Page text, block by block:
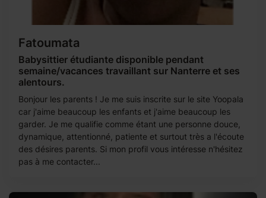
Fatoumata
Babysittier étudiante disponible pendant
semaine/vacances travaillant sur Nanterre et ses
alentours.
Bonjour les parents ! Je me suis inscrite sur le site Yoopala
car j'aime beaucoup les enfants et j'aime beaucoup les
garder. Je me qualifie comme étant une personne douce,
dynamique, attentionné, patiente et surtout très a l'écoute
des désires parents. Si mon profil vous intéresse n'hésitez
pas à me contacter...